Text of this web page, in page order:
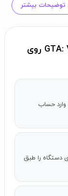
جنایی،
بیشتر
آموزش نصب GTA: Vice City – Definitive روی
وارد حساب
دستگاه را طبق